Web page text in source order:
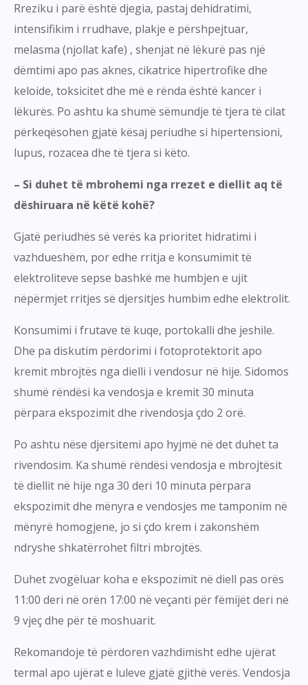
Rreziku i parë është djegia, pastaj dehidratimi,
intensifikim i rrudhave, plakje e përshpejtuar,
melasma (njollat kafe) , shenjat në lëkurë pas një
dëmtimi apo pas aknes, cikatrice hipertrofike dhe
keloide, toksicitet dhe më e rënda është kancer i
lëkurës. Po ashtu ka shumë sëmundje të tjera të cilat
përkeqësohen gjatë kësaj periudhe si hipertensioni,
lupus, rozacea dhe të tjera si këto.
– Si duhet të mbrohemi nga rrezet e diellit aq të
dëshiruara në këtë kohë?
Gjatë periudhës së verës ka prioritet hidratimi i
vazhdueshëm, por edhe rritja e konsumimit të
elektroliteve sepse bashkë me humbjen e ujit
nëpërmjet rritjes së djersitjes humbim edhe elektrolit.
Konsumimi i frutave të kuqe, portokalli dhe jeshile.
Dhe pa diskutim përdorimi i fotoprotektorit apo
kremit mbrojtës nga dielli i vendosur në hije. Sidomos
shumë rëndësi ka vendosja e kremit 30 minuta
përpara ekspozimit dhe rivendosja çdo 2 orë.
Po ashtu nëse djersitemi apo hyjmë në det duhet ta
rivendosim. Ka shumë rëndësi vendosja e mbrojtësit
të diellit në hije nga 30 deri 10 minuta përpara
ekspozimit dhe mënyra e vendosjes me tamponim në
mënyrë homogjene, jo si çdo krem i zakonshëm
ndryshe shkatërrohet filtri mbrojtës.
Duhet zvogëluar koha e ekspozimit në diell pas orës
11:00 deri në orën 17:00 në veçanti për fëmijët deri në
9 vjeç dhe për të moshuarit.
Rekomandoje të përdoren vazhdimisht edhe ujërat
termal apo ujërat e luleve gjatë gjithë verës. Vendosja